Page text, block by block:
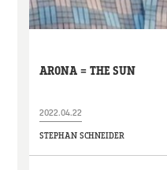
ARONA = THE SUN
2022.04.22
STEPHAN SCHNEIDER